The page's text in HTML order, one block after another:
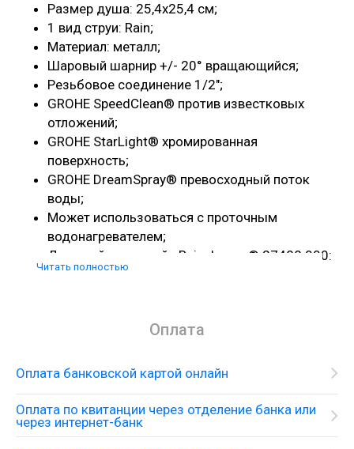
Размер душа: 25,4х25,4 см;
1 вид струи: Rain;
Материал: металл;
Шаровый шарнир +/- 20° вращающийся;
Резьбовое соединение 1/2";
GROHE SpeedClean® против известковых
отложений;
GROHE StarLight® хромированная
поверхность;
GROHE DreamSpray® превосходный поток
воды;
Может использоваться с проточным
водонагревателем;
Душевой кронштейн Rainshower® 27488 000:
28,6 см.
Скрытый термостат с верхним душем и душевым
Читать полностью
Оплата
Оплата банковской картой онлайн
Оплата по квитанции через отделение банка или
через интернет-банк